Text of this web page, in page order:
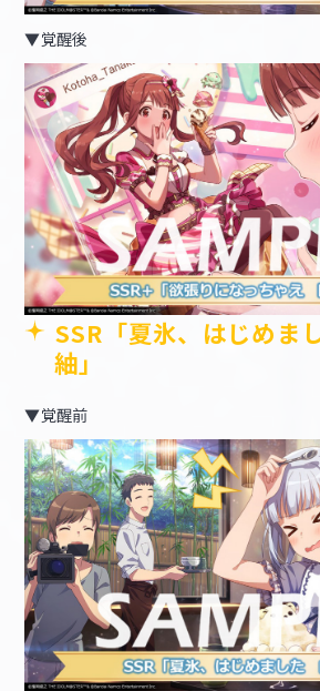
▼覚醒後
SSR「夏氷、はじめ
紬」
▼覚醒前